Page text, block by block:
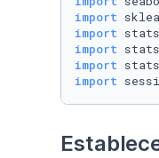
import
import
import
import
import